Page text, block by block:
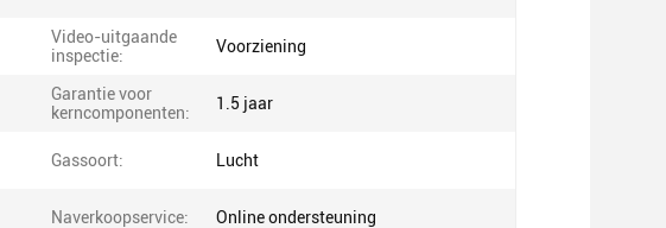
Video-uitgaande
inspectie:
Voorziening
Garantie voor
kerncomponenten:
1.5 jaar
Gassoort: Lucht
Naverkoopservice: Online ondersteuning